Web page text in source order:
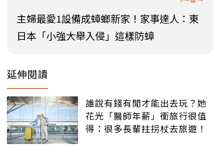
主婦最愛1設備成蟑螂新家！家事達人：東
日本「小強大舉入侵」這樣防蟑
延伸閱讀
誰說有錢有閒才能出去玩？她
花光「醫師年薪」衝旅行很值
得：很多長輩拄拐杖去旅遊！